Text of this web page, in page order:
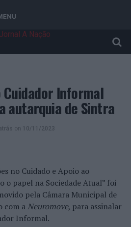
Cuidador Informal
autarquia de Sintra
on 10/11/2023
no Cuidado e Apoio ao
o papel na Sociedade Atual” foi
pela Câmara Municipal de
com a Neuromove, para assinalar
Informal.